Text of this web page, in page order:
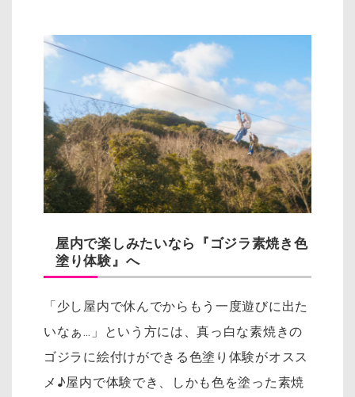
屋内で楽しみたいなら『ゴジラ素焼き色
塗り体験』へ
「少し屋内で休んでからもう一度遊びに出た
いなぁ…」という方には、真っ白な素焼きの
ゴジラに絵付けができる色塗り体験がオスス
メ♪屋内で体験でき、しかも色を塗った素焼